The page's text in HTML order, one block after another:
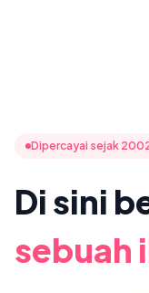
Dipercayai sejak
Di sini
sebuah